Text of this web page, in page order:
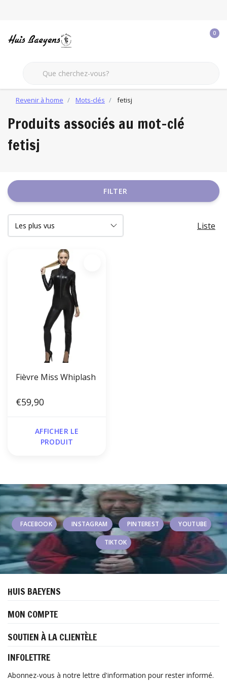
0
Revenir à home Mots-clés fetisj
Produits associés au mot-clé
fetisj
FILTER
Liste
Fièvre Miss Whiplash
€59,90
AFFICHER LE
PRODUIT
FACEBOOK INSTAGRAM PINTEREST YOUTUBE
TIKTOK
HUIS BAEYENS
MON COMPTE
SOUTIEN À LA CLIENTÈLE
INFOLETTRE
Abonnez-vous à notre lettre d'information pour rester informé.